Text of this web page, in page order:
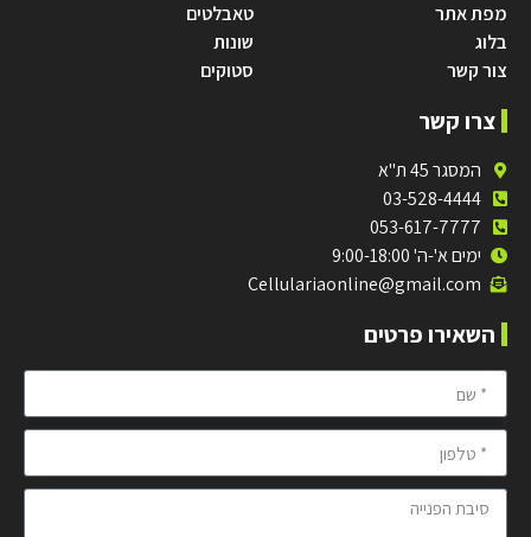
מפת אתר
בלוג
צור קשר
טאבלטים
שונות
סטוקים
צרו קשר
המסגר 45 ת"א
03-528-4444
053-617-7777
ימים א'-ה' 9:00-18:00
Cellulariaonline@gmail.com
השאירו פרטים